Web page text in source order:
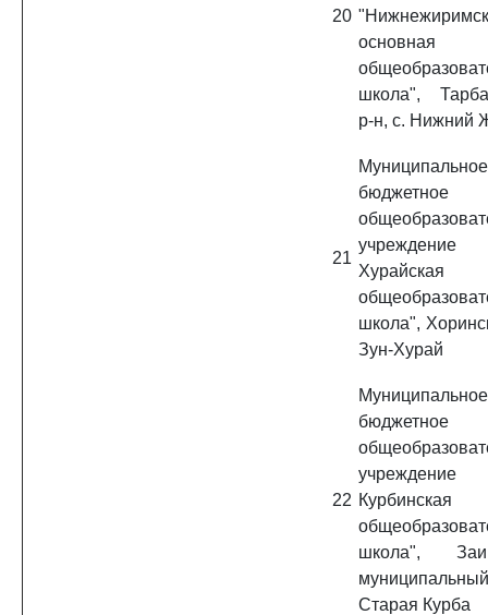
20
основная
школа",
р-н, с. Нижний
21
Муниципальное
бюджетное
Хурайская
школа",
Зун-Хурай
22
Муниципальное
бюджетное
Курбинская
школа",
Старая Курба